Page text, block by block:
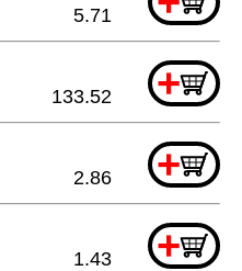
5.71
+
133.52
+
2.86
+
1.43